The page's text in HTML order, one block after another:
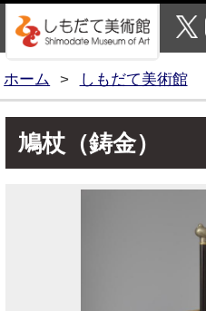
ホーム > しもだて美術館
鳩杖（鋳金）